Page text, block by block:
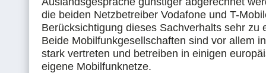
die beiden Netzbetreiber Vodafone und T-
Berücksichtigung dieses Sachverhalts sehr zu
Beide Mobilfunkgesellschaften sind vor allem
stark vertreten und betreiben in einigen
eigene Mobilfunknetze.